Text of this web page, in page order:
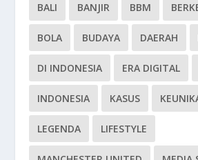
BALI BANJIR BBM
BOLA BUDAYA DAERAH
DI INDONESIA ERA DIGITAL
INDONESIA KASUS
LEGENDA LIFESTYLE